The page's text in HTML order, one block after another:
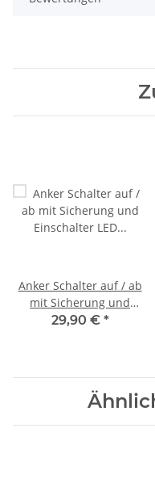
Anker Schalter auf / ab
mit Sicherung und
Einschalter LED
29,90 € *